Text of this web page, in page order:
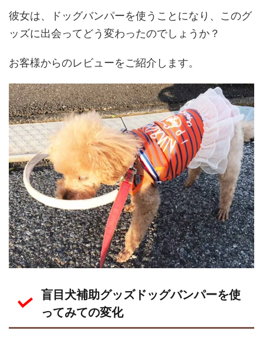
彼女は、ドッグバンパーを使うことになり、このグ
ッズに出会ってどう変わったのでしょうか？
お客様からのレビューをご紹介します。
盲目犬補助グッズドッグバンパーを使
ってみての変化